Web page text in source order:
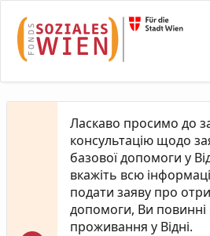
Ласкаво просимо до
консультацію щодо
базової допомоги у
вкажіть всю
подати заяву про
допомоги, Ви
проживання у Відні.